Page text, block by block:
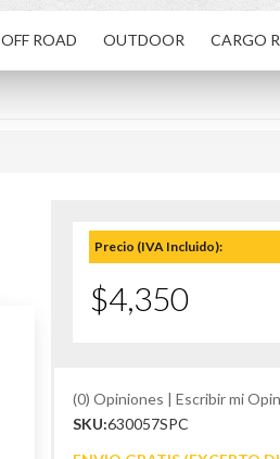
OFF ROAD OUTDOOR CARGO
Precio (IVA Incluido):
$4,350
(0) Opiniones | Escribir mi
SKU:630057SPC